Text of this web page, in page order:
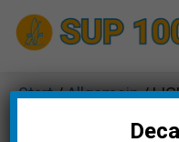
Zum
Inhalt
Start/Allgemein/